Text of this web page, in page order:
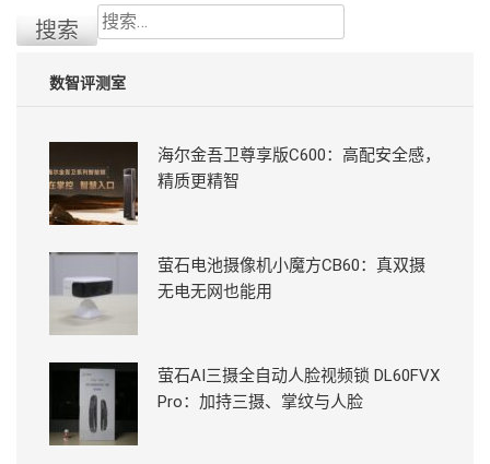
搜
索：
数智评测室
海尔金吾卫尊享版C600：高配安全感，
精质更精智
萤石电池摄像机小魔方CB60：真双摄
无电无网也能用
萤石AI三摄全自动人脸视频锁 DL60FVX
Pro：加持三摄、掌纹与人脸